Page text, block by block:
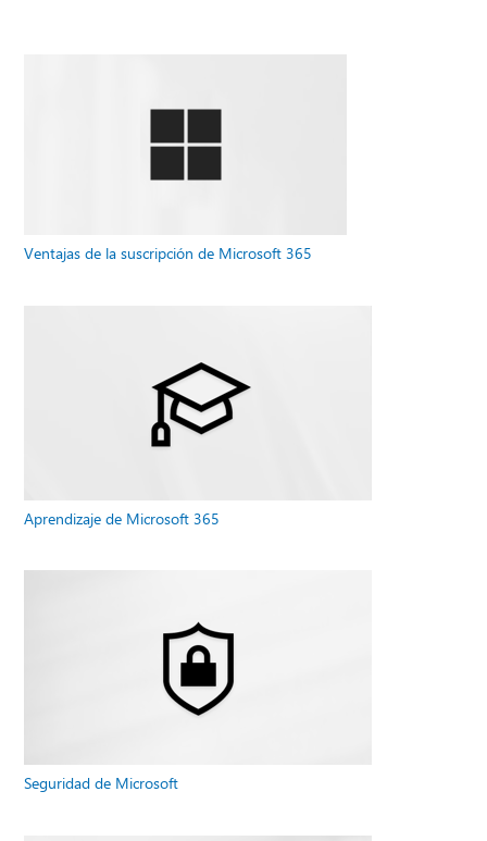
Ventajas de la suscripción de Microsoft 365
Aprendizaje de Microsoft 365
Seguridad de Microsoft